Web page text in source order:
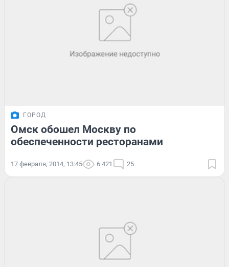
ГОРОД
Омск обошел Москву по
обеспеченности ресторанами
17 февраля, 2014, 13:45 6 421 25